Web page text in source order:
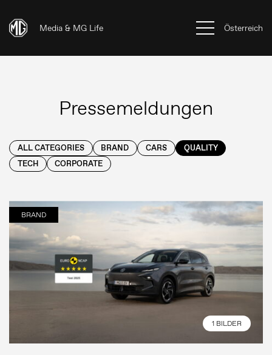
Media & MG Life Österreich
Pressemeldungen
ALL CATEGORIES BRAND CARS
QUALITY
TECH
CORPORATE
BRAND
1 BILDER